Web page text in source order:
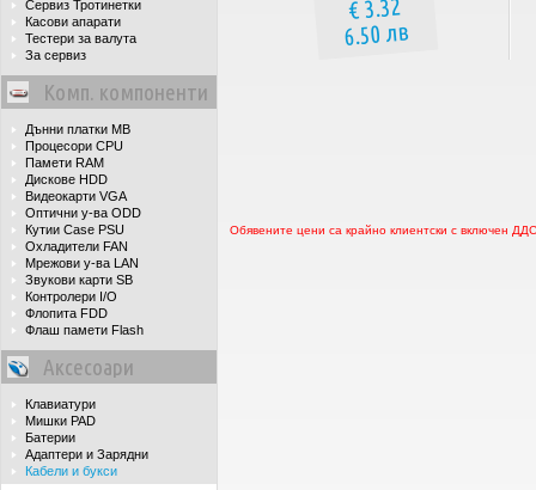
Сервиз Тротинетки
Касови апарати
Тестери за валута
За сервиз
Комп. компоненти
Дънни платки MB
Процесори CPU
Памети RAM
Дискове HDD
Видеокарти VGA
Оптични у-ва ODD
Кутии Case PSU
Охладители FAN
Мрежови у-ва LAN
Звукови карти SB
Контролери I/O
Флопита FDD
Флаш памети Flash
Аксесоари
Клавиатури
Мишки PAD
Батерии
Адаптери и Зарядни
Кабели и букси
€ 3.32
6.50 лв
Обявените цени са крайно клиентски с включен ДДС